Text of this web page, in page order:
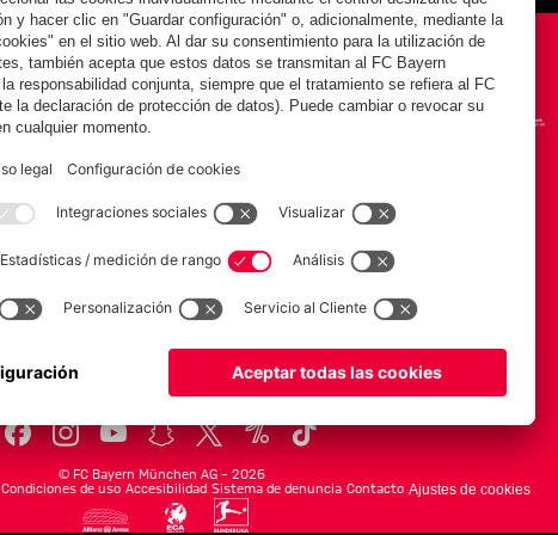
Ibrahimović
tras el inicio
del Audi
Summer Tour
Colaborador
Jugadores
Rebajas %
© FC Bayern München AG – 2026
Condiciones de uso Accesibilidad Sistema de denuncia Contacto Ajustes de cookies